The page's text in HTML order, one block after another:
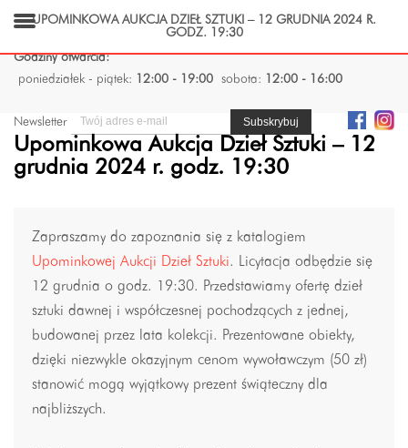
Godziny otwarcia:
poniedziałek - piątek:
12:00 - 19:00 sobota: 12:00 - 16:00
Newsletter
Upominkowa Aukcja Dzieł Sztuki – 12
grudnia 2024 r. godz. 19:30
Zapraszamy do zapoznania się z katalogiem
Upominkowej Aukcji Dzieł Sztuki. Licytacja odbędzie się
12 grudnia o godz. 19:30. Przedstawiamy ofertę dzieł
sztuki dawnej i współczesnej pochodzących z jednej,
budowanej przez lata kolekcji. Prezentowane obiekty,
dzięki niezwykle okazyjnym cenom wywoławczym (50 zł)
stanowić mogą wyjątkowy prezent świąteczny dla
najbliższych.
UPOMINKOWA AUKCJA DZIEŁ SZTUKI – 12 GRUDNIA 2024 R.
GODZ. 19:30